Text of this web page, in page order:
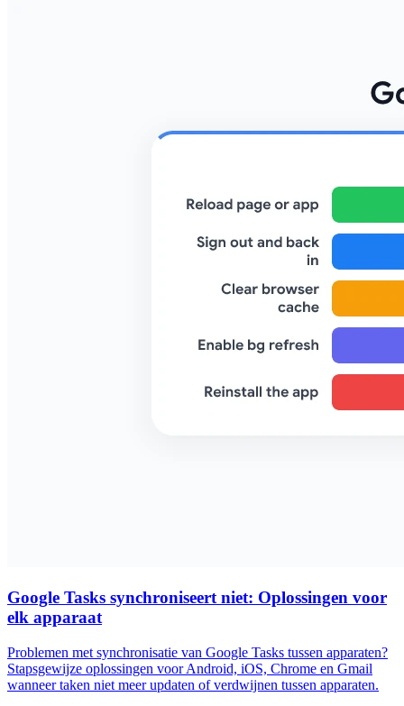
Google Tasks synchroniseert niet: Oplossingen voor
elk apparaat
Problemen met synchronisatie van Google Tasks tussen apparaten?
Stapsgewijze oplossingen voor Android, iOS, Chrome en Gmail
wanneer taken niet meer updaten of verdwijnen tussen apparaten.